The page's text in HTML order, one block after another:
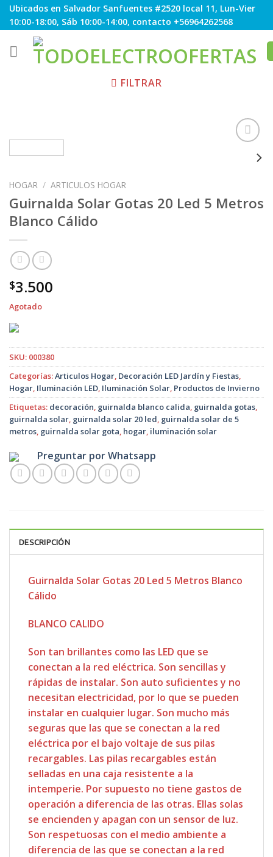
Skip
to
content
Ubicados en Salvador Sanfuentes #2520 local 11, Lun-Vier
10:00-18:00, Sáb 10:00-14:00, contacto +56964262568
FILTRAR
Favoritos
HOGAR / ARTICULOS HOGAR
Guirnalda Solar Gotas 20 Led 5 Metros
Blanco Cálido
$3.500
Agotado
SKU: 000380
Categorías:Articulos Hogar, Decoración LED Jardín y Fiestas,
Hogar, Iluminación LED, Iluminación Solar, Productos de Invierno
Etiquetas: decoración, guirnalda blanco calida, guirnalda gotas,
guirnalda solar, guirnalda solar 20 led, guirnalda solar de 5
metros, guirnalda solar gota, hogar, iluminación solar
Preguntar por Whatsapp
DESCRIPCIÓN
Guirnalda Solar Gotas 20 Led 5 Metros Blanco
Cálido
BLANCO CALIDO
Son tan brillantes como las LED que se
conectan a la red eléctrica. Son sencillas y
rápidas de instalar. Son auto suficientes y no
necesitan electricidad, por lo que se pueden
instalar en cualquier lugar. Son mucho más
seguras que las que se conectan a la red
eléctrica por el bajo voltaje de sus pilas
recargables. Las pilas recargables están
selladas en una caja resistente a la
intemperie. Por supuesto no tiene gastos de
operación a diferencia de las otras. Ellas solas
se encienden y apagan con un sensor de luz.
Son respetuosas con el medio ambiente a
diferencia de las que se conectan a la red